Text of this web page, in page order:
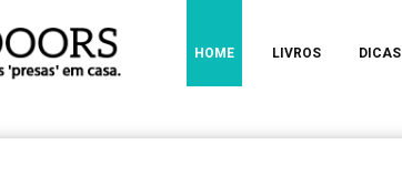
HOME LIVROS DICAS